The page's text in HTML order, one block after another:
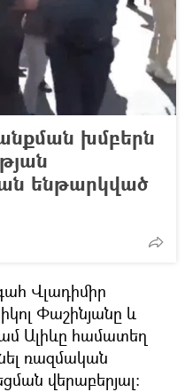
խմբերն
ենթարկված
Վլադիմիր
Փաշինյանը և
Ալիևը համատեղ
ռազմական
վերաբերյալ։